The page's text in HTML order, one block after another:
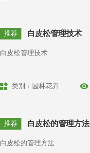
推荐 白皮松管理技术
白皮松管理技术
类别：园林花卉
推荐 白皮松的管理方法
白皮松的管理方法